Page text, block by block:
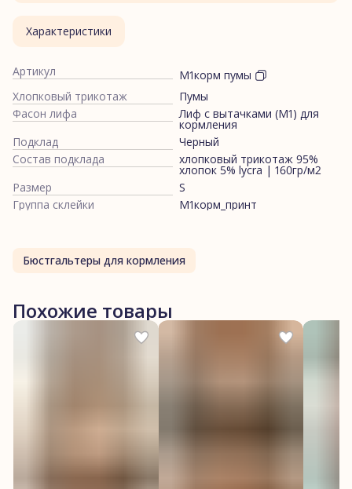
Характеристики
Артикул
М1корм пумы
Хлопковый трикотаж
Пумы
Фасон лифа
Лиф с вытачками (М1) для
кормления
Подклад
Черный
Состав подклада
хлопковый трикотаж 95%
хлопок 5% lycra | 160гр/м2
Размер
S
Группа склейки
М1корм_принт
Бюстгальтеры для кормления
Похожие товары